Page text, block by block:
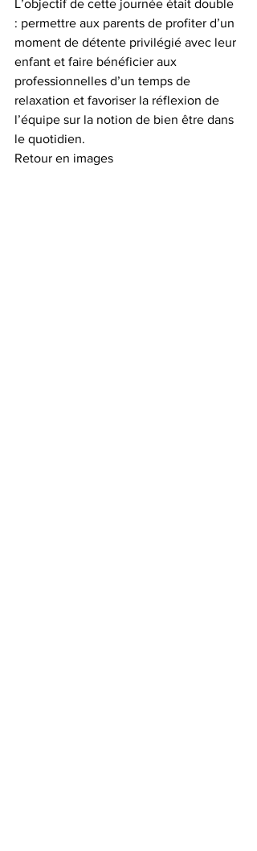
L’objectif de cette journée était double
: permettre aux parents de profiter d’un
moment de détente privilégié avec leur
enfant et faire bénéficier aux
professionnelles d’un temps de
relaxation et favoriser la réflexion de
l’équipe sur la notion de bien être dans
le quotidien.
Retour en images